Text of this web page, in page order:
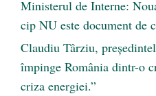
Ministerul de Interne:
cip NU este document de
Claudiu Târziu,
împinge România dintr-o
criza energiei.”